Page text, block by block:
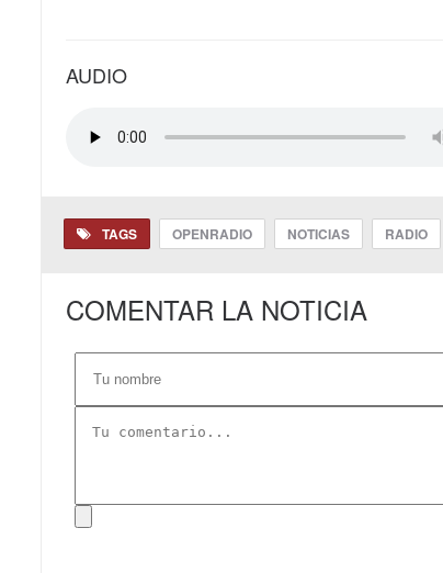
AUDIO
TAGS OPENRADIO NOTICIAS RADIO
COMENTAR LA NOTICIA